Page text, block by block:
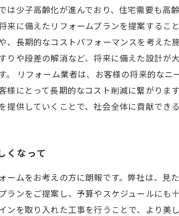
は少子高齢化が進んでおり、住宅需要も高
来に備えたリフォームプランを提案するこ
、長期的なコストパフォーマンスを考え
りや段差の解消など、将来に備えた設計が
。 リフォーム業者は、お客様の将来的な
様にとって長期的なコスト削減に繋がり
提供していくことで、社会全体に貢献できる
くなって
ームをお考えの方に朗報です。弊社は、見
ランをご提案し、予算やスケジュールにも
ンを取り入れた工事を行うことで、より美